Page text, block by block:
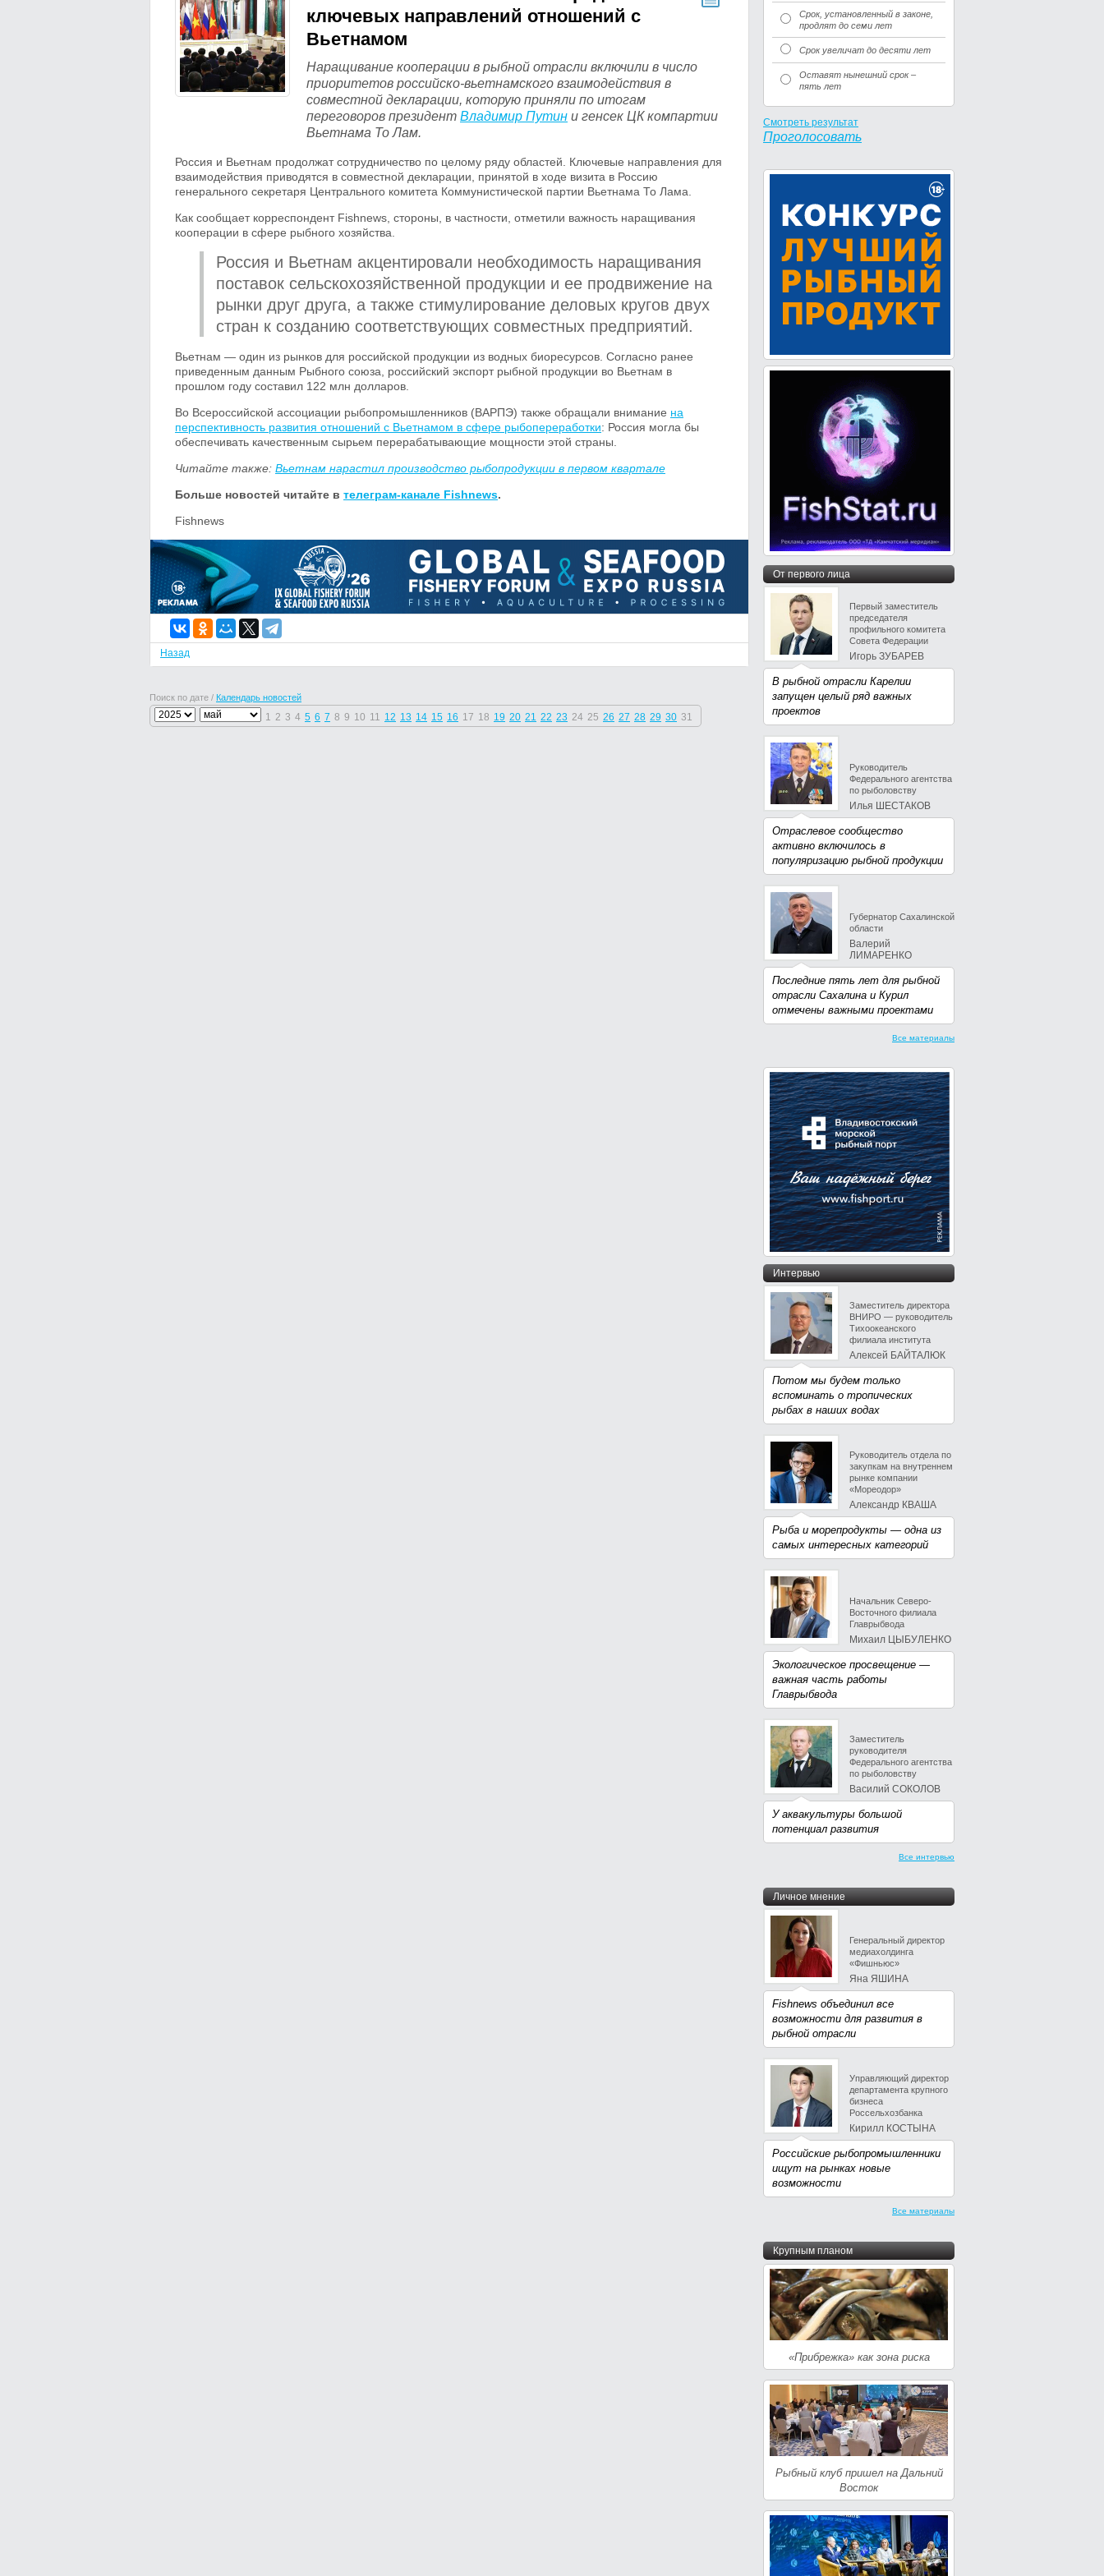
ключевых направлений отношений с
Вьетнамом
Наращивание кооперации в рыбной отрасли включили в число
приоритетов российско-вьетнамского взаимодействия в
совместной декларации, которую приняли по итогам
переговоров президент Владимир Путин и генсек ЦК компартии
Вьетнама То Лам.
Россия и Вьетнам продолжат сотрудничество по целому ряду областей. Ключевые направления для
взаимодействия приводятся в совместной декларации, принятой в ходе визита в Россию
генерального секретаря Центрального комитета Коммунистической партии Вьетнама То Лама.
Как сообщает корреспондент Fishnews, стороны, в частности, отметили важность наращивания
кооперации в сфере рыбного хозяйства.
Россия и Вьетнам акцентировали необходимость наращивания
поставок сельскохозяйственной продукции и ее продвижение на
рынки друг друга, а также стимулирование деловых кругов двух
стран к созданию соответствующих совместных предприятий.
Вьетнам — один из рынков для российской продукции из водных биоресурсов. Согласно ранее
приведенным данным Рыбного союза, российский экспорт рыбной продукции во Вьетнам в
прошлом году составил 122 млн долларов.
Во Всероссийской ассоциации рыбопромышленников (ВАРПЭ) также обращали внимание на
перспективность развития отношений с Вьетнамом в сфере рыбопереработки: Россия могла бы
обеспечивать качественным сырьем перерабатывающие мощности этой страны.
Читайте также: Вьетнам нарастил производство рыбопродукции в первом квартале
Больше новостей читайте в телеграм-канале Fishnews.
Fishnews
Назад
Поиск по дате / Календарь новостей
1 2 3 4 5 6 7 8 9 10 11 12 13 14 15 16 17 18 19 20 21 22 23 24 25 26 27 28 29 30 31
Срок, установленный в законе,
продлят до семи лет
Срок увеличат до десяти лет
Оставят нынешний срок –
пять лет
Смотреть результат
Проголосовать
От первого лица
Первый заместитель
председателя
профильного комитета
Совета Федерации
Игорь ЗУБАРЕВ
В рыбной отрасли Карелии
запущен целый ряд важных
проектов
Руководитель
Федерального агентства
по рыболовству
Илья ШЕСТАКОВ
Отраслевое сообщество
активно включилось в
популяризацию рыбной продукции
Губернатор Сахалинской
области
Валерий
ЛИМАРЕНКО
Последние пять лет для рыбной
отрасли Сахалина и Курил
отмечены важными проектами
Все материалы
Интервью
Заместитель директора
ВНИРО — руководитель
Тихоокеанского
филиала института
Алексей БАЙТАЛЮК
Потом мы будем только
вспоминать о тропических
рыбах в наших водах
Руководитель отдела по
закупкам на внутреннем
рынке компании
«Мореодор»
Александр КВАША
Рыба и морепродукты — одна из
самых интересных категорий
Начальник Северо-
Восточного филиала
Главрыбвода
Михаил ЦЫБУЛЕНКО
Экологическое просвещение —
важная часть работы
Главрыбвода
Заместитель
руководителя
Федерального агентства
по рыболовству
Василий СОКОЛОВ
У аквакультуры большой
потенциал развития
Все интервью
Личное мнение
Генеральный директор
медиахолдинга
«Фишньюс»
Яна ЯШИНА
Fishnews объединил все
возможности для развития в
рыбной отрасли
Управляющий директор
департамента крупного
бизнеса
Россельхозбанка
Кирилл КОСТЫНА
Российские рыбопромышленники
ищут на рынках новые
возможности
Все материалы
Крупным планом
«Прибрежка» как зона риска
Рыбный клуб пришел на Дальний
Восток